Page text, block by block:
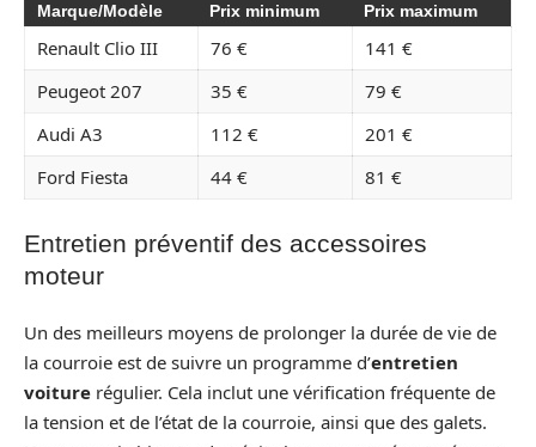
Marque/Modèle Prix minimum Prix maximum
Renault Clio III 76 €
141 €
Peugeot 207
35 €
79 €
Audi A3
112 €
201 €
Ford Fiesta
44 € 81 €
Entretien préventif des accessoires
moteur
Un des meilleurs moyens de prolonger la durée de vie de
la courroie est de suivre un programme d’entretien
voiture régulier. Cela inclut une vérification fréquente de
la tension et de l’état de la courroie, ainsi que des galets.